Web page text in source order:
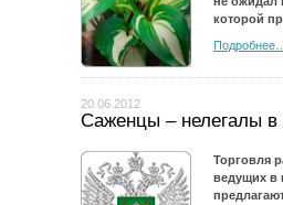
которой
20.06.2012
Саженцы – нелегалы в
Торговля
ведущих в